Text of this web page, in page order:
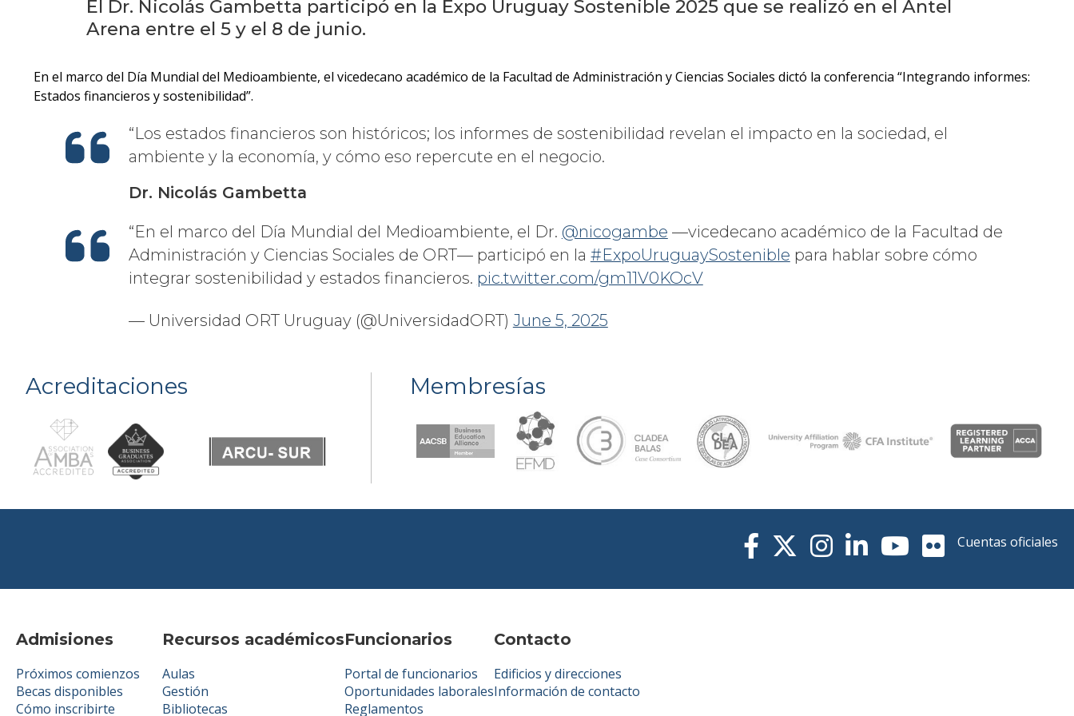
anteriores
Testimonios
los
medios
El Dr. Nicolás Gambetta participó en la Expo Uruguay Sostenible 2025 que se realizó en el Antel
Arena entre el 5 y el 8 de junio.
En el marco del Día Mundial del Medioambiente, el vicedecano académico de la Facultad de Administración y Ciencias Sociales dictó la conferencia “Integrando informes:
Estados financieros y sostenibilidad”.
Los estados financieros son históricos; los informes de sostenibilidad revelan el impacto en la sociedad, el
ambiente y la economía, y cómo eso repercute en el negocio.
Dr. Nicolás Gambetta
En el marco del Día Mundial del Medioambiente, el Dr. @nicogambe —vicedecano académico de la Facultad de
Administración y Ciencias Sociales de ORT— participó en la #ExpoUruguaySostenible para hablar sobre cómo
integrar sostenibilidad y estados financieros. pic.twitter.com/gm11V0KOcV
— Universidad ORT Uruguay (@UniversidadORT) June 5, 2025
Acreditaciones Membresías
Admisiones
Próximos comienzos
Becas disponibles
Cómo inscribirte
Recursos académicos
Aulas
Gestión
Bibliotecas
Funcionarios
Portal de funcionarios
Oportunidades laborales
Reglamentos
Contacto
Edificios y direcciones
Información de contacto
Cuentas oficiales